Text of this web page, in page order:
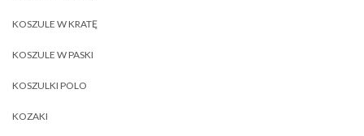
KOSZULE W KRATĘ
KOSZULE W PASKI
KOSZULKI POLO
KOZAKI